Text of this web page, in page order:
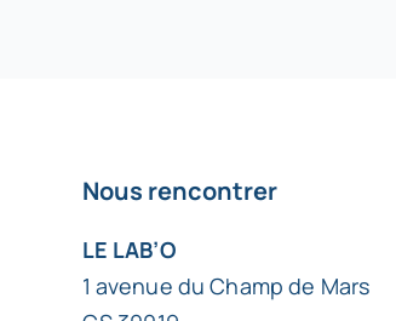
Nous rencontrer
LE LAB’O
1 avenue du Champ de Mars